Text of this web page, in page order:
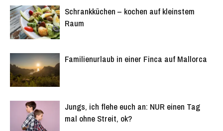
Schrankküchen – kochen auf kleinstem
Raum
Familienurlaub in einer Finca auf Mallorca
Jungs, ich flehe euch an: NUR einen Tag
mal ohne Streit, ok?